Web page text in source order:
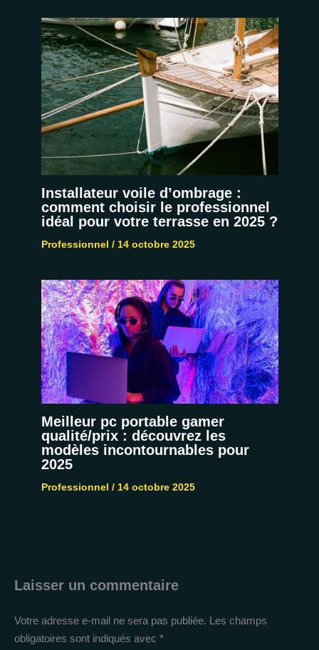
Installateur voile d’ombrage :
comment choisir le professionnel
idéal pour votre terrasse en 2025 ?
Professionnel / 14 octobre 2025
Meilleur pc portable gamer
qualité/prix : découvrez les
modèles incontournables pour
2025
Professionnel / 14 octobre 2025
Laisser un commentaire
Votre adresse e-mail ne sera pas publiée. Les champs
obligatoires sont indiqués avec *